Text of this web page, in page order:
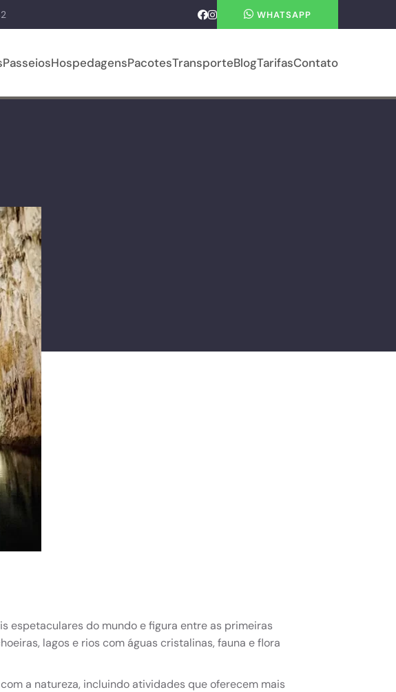
WHATSAPP
PasseiosHospedagensPacotesTransporteBlogTarifasContato
espetaculares do mundo e figura entre as primeiras
lagos e rios com águas cristalinas, fauna e flora
a natureza, incluindo atividades que oferecem mais